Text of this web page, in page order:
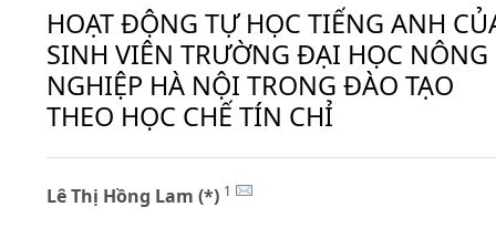
HOẠT ĐỘNG TỰ HỌC TIẾNG ANH
SINH VIÊN TRƯỜNG ĐẠI HỌC NÔNG
NGHIỆP HÀ NỘI TRONG ĐÀO TẠO
THEO HỌC CHẾ TÍN CHỈ
Lê Thị Hồng Lam (*) 1